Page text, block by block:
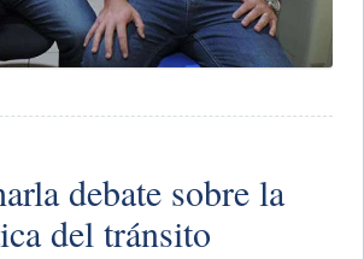
debate sobre la
del tránsito